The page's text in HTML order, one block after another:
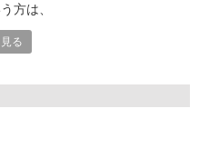
方は、
、段ボール
る